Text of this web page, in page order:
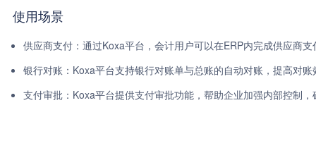
使用场景
供应商支付：通过Koxa平台，会计用户可以在ERP内完成供应商
银行对账：Koxa平台支持银行对账单与总账的自动对账，提高对
支付审批：Koxa平台提供支付审批功能，帮助企业加强内部控制